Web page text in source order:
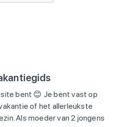
bent 😊 Je bent vast op
of het allerleukste
Als moeder van 2 jongens